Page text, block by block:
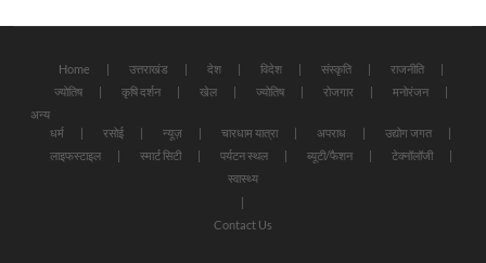
Home उत्तराखंड देश विदेश संस्कृति
राजनीति
ज्योतिष
कृषि दर्शन खेल ज्योतिष रोजगार
मनोरंजन
अन्य
धर्म
रसोई न्यूज़ चारधाम यात्रा अपराध
उद्योग जगत
लाइफस्टाइल
स्मार्ट सिटी पर्यटन स्थल ब्यूटी/फैशन
टेक्नॉलॉजी
स्वास्थ्य
Contact Us